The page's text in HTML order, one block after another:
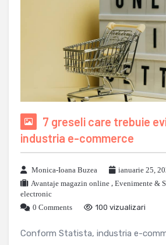
7 greseli care trebuie
industria e-commerce
Monica-Ioana Buzea
ianuarie 25,
Avantaje magazin online , Evenimente &
electronic
0 Comments
100 vizualizari
Conform Statista, industria e-